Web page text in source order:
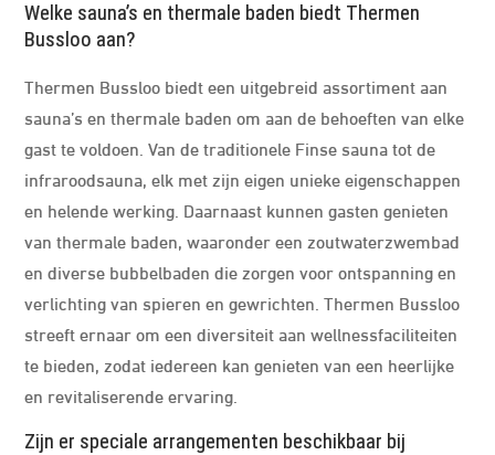
Welke sauna’s en thermale baden biedt Thermen
Bussloo aan?
Thermen Bussloo biedt een uitgebreid assortiment aan
sauna’s en thermale baden om aan de behoeften van elke
gast te voldoen. Van de traditionele Finse sauna tot de
infraroodsauna, elk met zijn eigen unieke eigenschappen
en helende werking. Daarnaast kunnen gasten genieten
van thermale baden, waaronder een zoutwaterzwembad
en diverse bubbelbaden die zorgen voor ontspanning en
verlichting van spieren en gewrichten. Thermen Bussloo
streeft ernaar om een diversiteit aan wellnessfaciliteiten
te bieden, zodat iedereen kan genieten van een heerlijke
en revitaliserende ervaring.
Zijn er speciale arrangementen beschikbaar bij